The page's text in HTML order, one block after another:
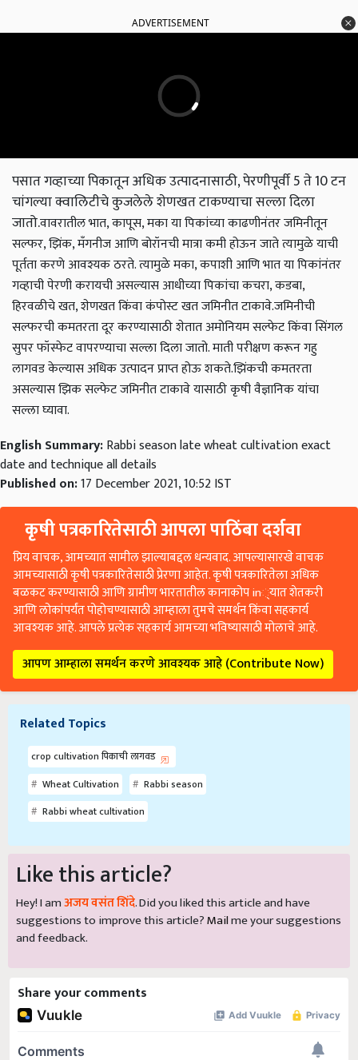
ADVERTISEMENT
पसात गव्हाच्या पिकातून अधिक उत्पादनासाठी, पेरणीपूर्वी 5 ते 10 टन
चांगल्या क्वालिटीचे कुजलेले शेणखत टाकण्याचा सल्ला दिला
जातो.वावरातील भात, कापूस, मका या पिकांच्या काढणीनंतर जमिनीतून
सल्फर, झिंक, मॅंगनीज आणि बोरॉनची मात्रा कमी होऊन जाते त्यामुळे याची
पूर्तता करणे आवश्यक ठरते. त्यामुळे मका, कपाशी आणि भात या पिकांनंतर
गव्हाची पेरणी करायची असल्यास आधीच्या पिकांचा कचरा, कडबा,
हिरवळीचे खत, शेणखत किंवा कंपोस्ट खत जमिनीत टाकावे.जमिनीची
सल्फरची कमतरता दूर करण्यासाठी शेतात अमोनियम सल्फेट किंवा सिंगल
सुपर फॉस्फेट वापरण्याचा सल्ला दिला जातो. माती परीक्षण करून गहु
लागवड केल्यास अधिक उत्पादन प्राप्त होऊ शकते.झिंकची कमतरता
असल्यास झिक सल्फेट जमिनीत टाकावे यासाठी कृषी वैज्ञानिक यांचा
सल्ला घ्यावा.
English Summary:Rabbi season late wheat cultivation exact
date and technique all details
Published on:17 December 2021, 10:52 IST
कृषी पत्रकारितेसाठी आपला पाठिंबा दर्शवा
प्रिय वाचक, आमच्यात सामील झाल्याबद्दल धन्यवाद. आपल्यासारखे वाचक
आमच्यासाठी कृषी पत्रकारितेसाठी प्रेरणा आहेत. कृषी पत्रकारितेला अधिक
बळकट करण्यासाठी आणि ग्रामीण भारतातील कानाकोप in्यात शेतकरी
आणि लोकांपर्यंत पोहोचण्यासाठी आम्हाला तुमचे समर्थन किंवा सहकार्य
आवश्यक आहे. आपले प्रत्येक सहकार्य आमच्या भविष्यासाठी मोलाचे आहे.
आपण आम्हाला समर्थन करणे आवश्यक आहे (Contribute Now)
Related Topics
crop cultivation पिकाची लागवड
Wheat Cultivation
Rabbi season
Rabbi wheat cultivation
Like this article?
Hey! I amअजय वसंत शिंदे. Did you liked this article and have
suggestions to improve this article?Mailme your suggestions
and feedback.
Share your comments